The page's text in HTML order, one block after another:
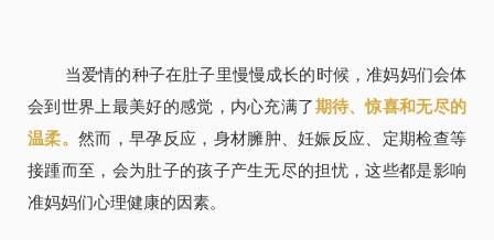
当爱情的种子在肚子里慢慢成长的时候，准妈妈们会体
会到世界上最美好的感觉，内心充满了期待、惊喜和无尽的
温柔。 然而，早孕反应，身材臃肿、妊娠反应、定期检查等
接踵而至，会为肚子的孩子产生无尽的担忧，这些都是影响
准妈妈们心理健康的因素。